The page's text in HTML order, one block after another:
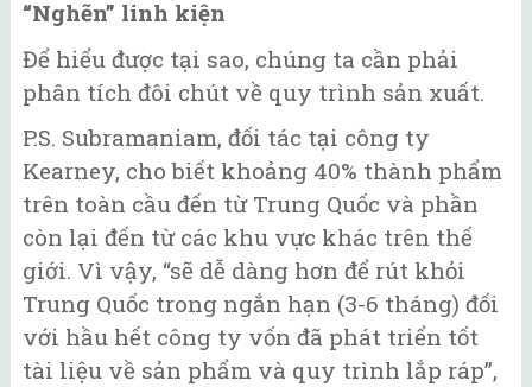
“Nghẽn” linh kiện
Để hiểu được tại sao, chúng ta cần phải
phân tích đôi chút về quy trình sản xuất.
P.S. Subramaniam, đối tác tại công ty
Kearney, cho biết khoảng 40% thành phẩm
trên toàn cầu đến từ Trung Quốc và phần
còn lại đến từ các khu vực khác trên thế
giới. Vì vậy, “sẽ dễ dàng hơn để rút khỏi
Trung Quốc trong ngắn hạn (3-6 tháng) đối
với hầu hết công ty vốn đã phát triển tốt
tài liệu về sản phẩm và quy trình lắp ráp”,